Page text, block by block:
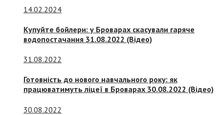
14.02.2024
Купуйте бойлери: у Броварах скасували гаряче
водопостачання 31.08.2022 (Відео)
31.08.2022
Готовність до нового навчального року: як
працюватимуть ліцеї в Броварах 30.08.2022 (Відео)
30.08.2022